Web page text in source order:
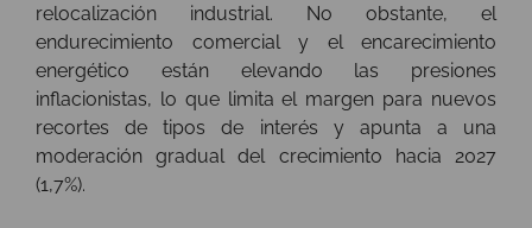
relocalización industrial. No obstante, el
endurecimiento comercial y el encarecimiento
energético están elevando las presiones
inflacionistas, lo que limita el margen para nuevos
recortes de tipos de interés y apunta a una
moderación gradual del crecimiento hacia 2027
(1,7%).